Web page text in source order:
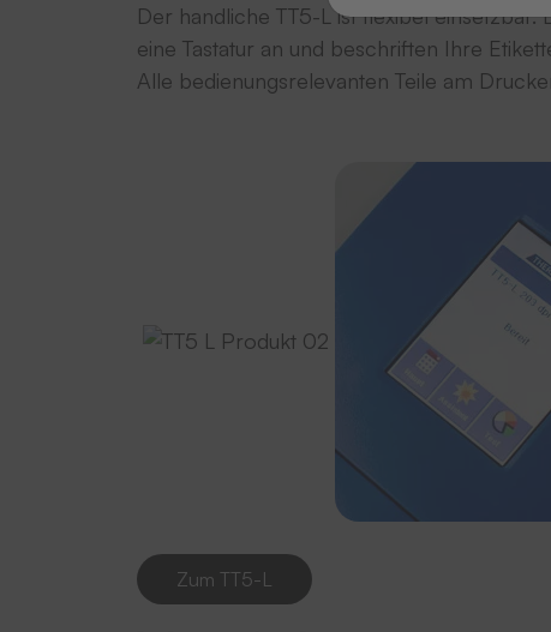
Der handliche TT5-L ist flexibel
eine Tastatur an und beschriften Ihre
Alle bedienungsrelevanten Teile am
Zum TT5-L